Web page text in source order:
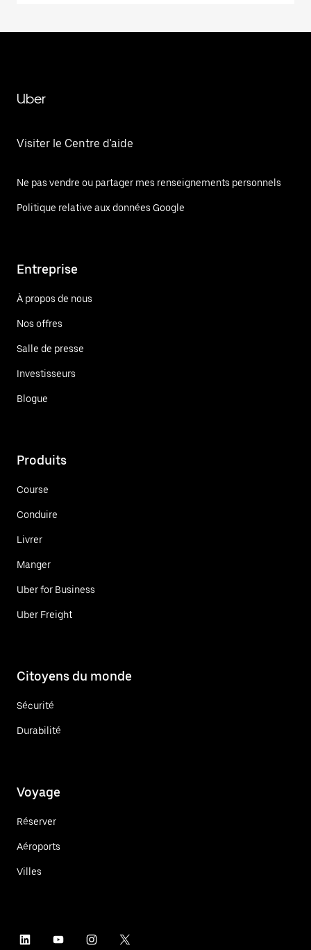
Uber
Visiter le Centre d'aide
Ne pas vendre ou partager mes renseignements personnels
Politique relative aux données Google
Entreprise
À propos de nous
Nos offres
Salle de presse
Investisseurs
Blogue
Produits
Course
Conduire
Livrer
Manger
Uber for Business
Uber Freight
Citoyens du monde
Sécurité
Durabilité
Voyage
Réserver
Aéroports
Villes